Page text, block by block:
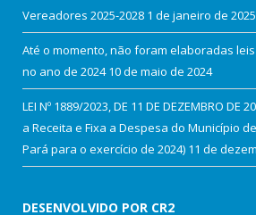
Vereadores 2025-2028 1 de janeiro de 2025
Até o momento, não foram elaboradas
no ano de 2024 10 de maio de 2024
LEI Nº 1889/2023, DE 11 DE DEZEMBRO DE
a Receita e Fixa a Despesa do Município
Pará para o exercício de 2024) 11 de
DESENVOLVIDO POR CR2